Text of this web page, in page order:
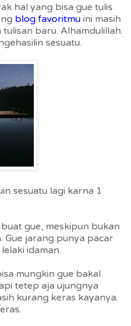
hal yang bisa gue tulis
blog favoritmu ini masih
baru. Alhamdulillah.
sesuatu.
sesuatu lagi karna 1
gue, meskipun bukan
Gue jarang punya pacar
idaman.
mungkin gue bakal
tetep aja ujungnya
kurang keras kayanya.